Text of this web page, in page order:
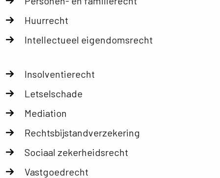
Huurrecht
Intellectueel eigendomsrecht
Insolventierecht
Letselschade
Mediation
Rechtsbijstandverzekering
Sociaal zekerheidsrecht
Vastgoedrecht